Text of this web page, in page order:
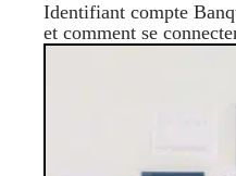
Identifiant compte
et comment se